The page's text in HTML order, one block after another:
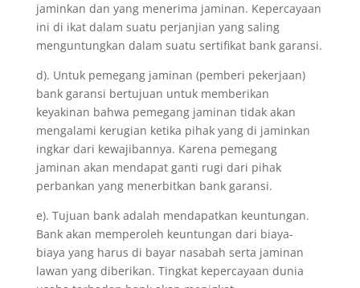
jaminkan dan yang menerima jaminan. Kepercayaan
ini di ikat dalam suatu perjanjian yang saling
menguntungkan dalam suatu sertifikat bank garansi.
d). Untuk pemegang jaminan (pemberi pekerjaan)
bank garansi bertujuan untuk memberikan
keyakinan bahwa pemegang jaminan tidak akan
mengalami kerugian ketika pihak yang di jaminkan
ingkar dari kewajibannya. Karena pemegang
jaminan akan mendapat ganti rugi dari pihak
perbankan yang menerbitkan bank garansi.
e). Tujuan bank adalah mendapatkan keuntungan.
Bank akan memperoleh keuntungan dari biaya-
biaya yang harus di bayar nasabah serta jaminan
lawan yang diberikan. Tingkat kepercayaan dunia